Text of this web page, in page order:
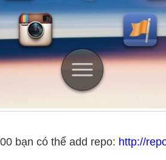
bạn có thể add repo: http://